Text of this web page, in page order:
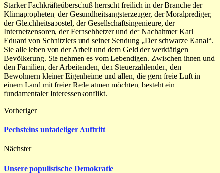
Starker Fachkräfteüberschuß herrscht freilich in der Branche der
Klimapropheten, der Gesundheitsangsterzeuger, der Moralprediger,
der Gleichheitsapostel, der Gesellschaftsingenieure, der
Internetzensoren, der Fernsehhetzer und der Nachahmer Karl
Eduard von Schnitzlers und seiner Sendung „Der schwarze Kanal“.
Sie alle leben von der Arbeit und dem Geld der werktätigen
Bevölkerung. Sie nehmen es vom Lebendigen. Zwischen ihnen und
den Familien, der Arbeitenden, den Steuerzahlenden, den
Bewohnern kleiner Eigenheime und allen, die gern freie Luft in
einem Land mit freier Rede atmen möchten, besteht ein
fundamentaler Interessenkonflikt.
Vorheriger
Pechsteins untadeliger Auftritt
Nächster
Unsere populistische Demokratie